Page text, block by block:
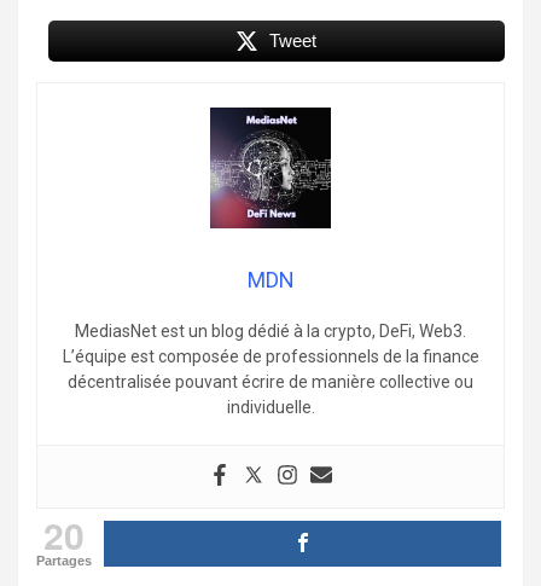
Tweet
MDN
MediasNet est un blog dédié à la crypto, DeFi, Web3.
L’équipe est composée de professionnels de la finance
décentralisée pouvant écrire de manière collective ou
individuelle.
20
Partages